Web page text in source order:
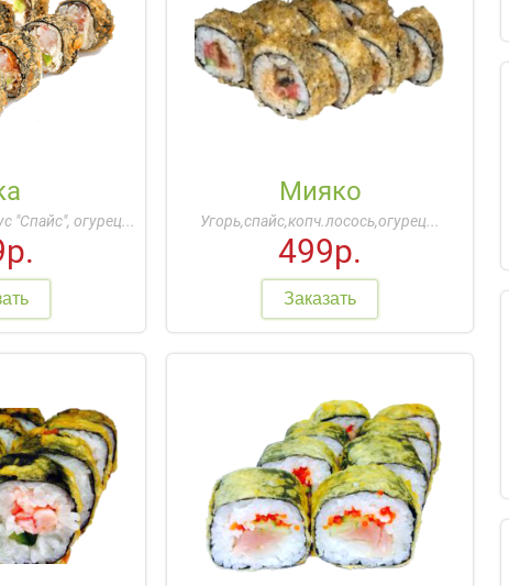
"Спайс", огурец...
Мияко
Угорь,спайс,копч.лосось,огурец...
499р.
Заказать